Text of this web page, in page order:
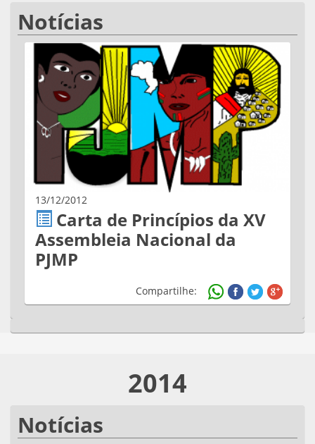
Notícias
13/12/2012
Carta de Princípios da XV
Assembleia Nacional da
PJMP
Compartilhe:
2014
Notícias